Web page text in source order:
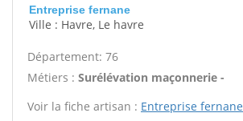
Entreprise fernane
Ville : Havre, Le havre
Département: 76
Métiers : Surélévation maçonnerie -
Voir la fiche artisan : Entreprise fernane